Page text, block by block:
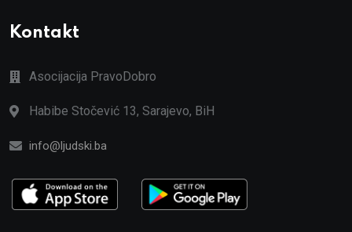
Kontakt
Asocijacija PravoDobro
Habibe Stočević 13, Sarajevo, BiH
info@ljudski.ba